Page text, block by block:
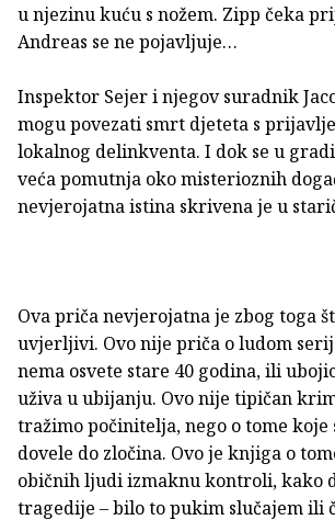
u njezinu kuću s nožem. Zipp čeka
Andreas se ne pojavljuje…
Inspektor Sejer i njegov suradnik
mogu povezati smrt djeteta s
lokalnog delinkventa. I dok se u
veća pomutnja oko misterioznih
nevjerojatna istina skrivena je u
Ova priča nevjerojatna je zbog toga
uvjerljivi. Ovo nije priča o ludom
nema osvete stare 40 godina, ili
uživa u ubijanju. Ovo nije tipičan
tražimo počinitelja, nego o tome koje
dovele do zločina. Ovo je knjiga o
običnih ljudi izmaknu kontroli, kako
tragedije – bilo to pukim slučajem ili